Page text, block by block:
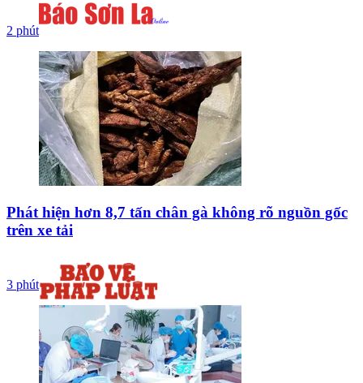
2 phút
Phát hiện hơn 8,7 tấn chân gà không rõ nguồn gốc
trên xe tải
3 phút